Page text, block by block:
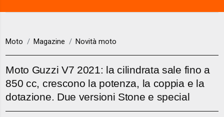
Moto Magazine Novità moto
Moto Guzzi V7 2021: la cilindrata sale fino a
850 cc, crescono la potenza, la coppia e la
dotazione. Due versioni Stone e special